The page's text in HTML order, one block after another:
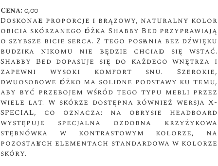
Cena: 0,00
Doskonałe proporcje i brązowy, naturalny kolor
obicia skórzanego łóżka Shabby Bed przyprawiają
o szybsze bicie serca. Z tego posłania bez dźwięku
budzika nikomu nie będzie chciało się wstać.
Shabby Bed dopasuje się do każdego wnętrza i
zapewni wysoki komfort snu. Szerokie,
dwuosobowe łóżko ma solidne podstawy ku temu,
aby być przebojem wśród tego typu mebli przez
wiele lat. W skórze dostępna również wersja X-
SPECIAL, co oznacza: na obrysie headboard
występuje specjalna ozdobna krzyżykowa
stębnówka w kontrastowym kolorze, na
pozostałych elementach standardowa w kolorze
skóry.